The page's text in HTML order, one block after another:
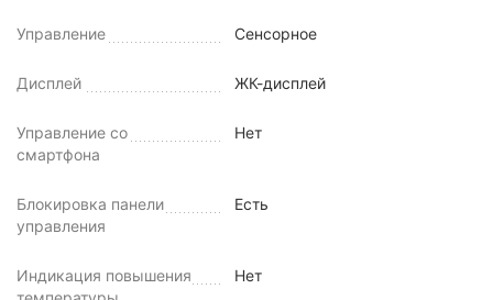
Управление Сенсорное
Дисплей ЖК-дисплей
Управление со
смартфона
Нет
Блокировка панели
управления
Есть
Индикация повышения
Нет